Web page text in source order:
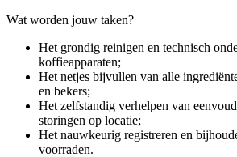
Wat worden jouw taken?
Het grondig reinigen en technisch
koffieapparaten;
Het netjes bijvullen van alle
en bekers;
Het zelfstandig verhelpen van
storingen op locatie;
Het nauwkeurig registreren en
voorraden.